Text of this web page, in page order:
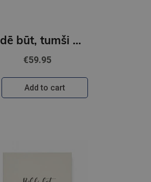
Bildē būt, tumši brūns
€59.95
Add to cart